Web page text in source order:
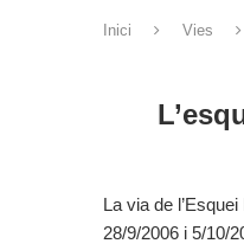
Inici Vies
La via de
28/9/2006 i 5/10/